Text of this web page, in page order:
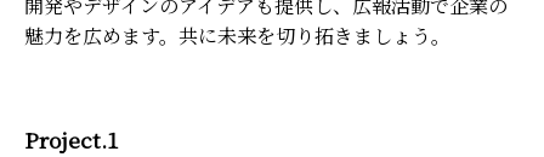
開発やデザインのアイデアも提供し、広報活動で企業の
魅力を広めます。共に未来を切り拓きましょう。
Project.1